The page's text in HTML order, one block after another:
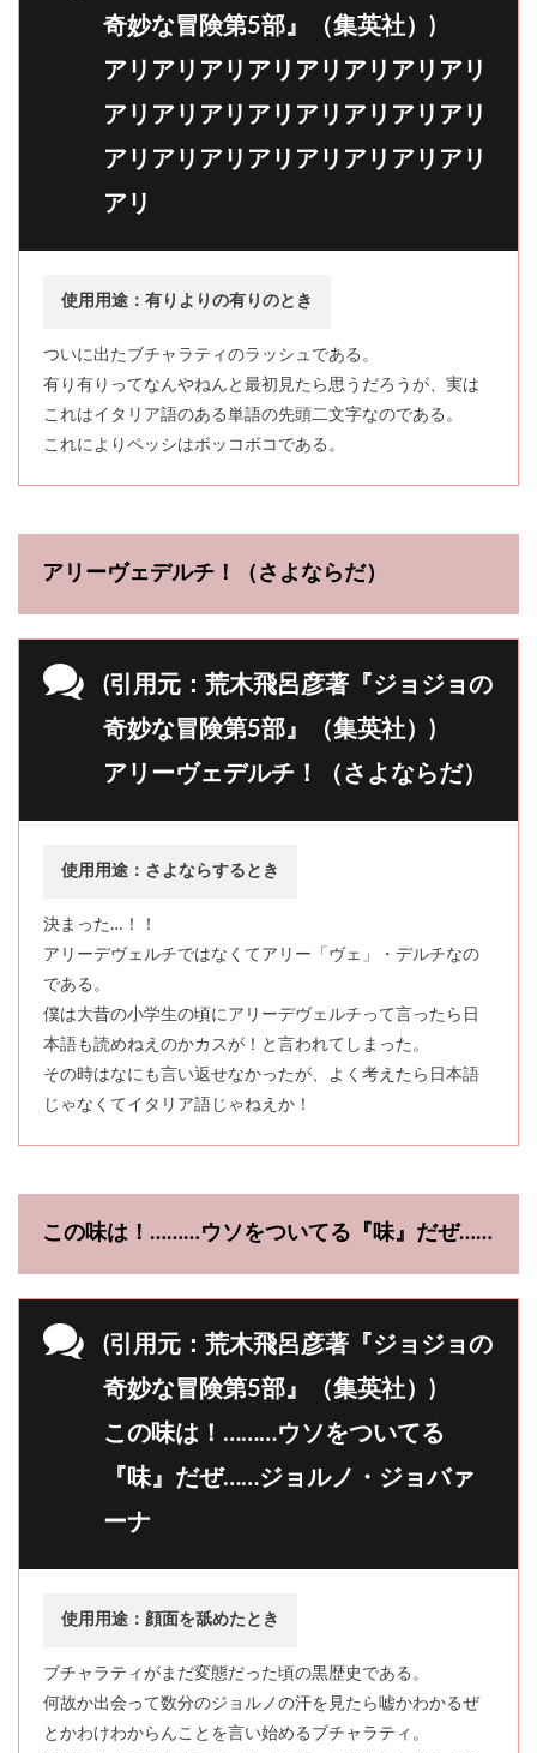
奇妙な冒険第5部』（集英社）)
アリアリアリアリアリアリアリアリ
アリアリアリアリアリアリアリアリ
アリアリアリアリアリアリアリアリ
アリ
使用用途：有りよりの有りのとき
ついに出たブチャラティのラッシュである。
有り有りってなんやねんと最初見たら思うだろうが、実は
これはイタリア語のある単語の先頭二文字なのである。
これによりペッシはボッコボコである。
アリーヴェデルチ！（さよならだ）
(引用元：荒木飛呂彦著『ジョジョの
奇妙な冒険第5部』（集英社）)
アリーヴェデルチ！（さよならだ）
使用用途：さよならするとき
決まった…！！
アリーデヴェルチではなくてアリー「ヴェ」・デルチなの
である。
僕は大昔の小学生の頃にアリーデヴェルチって言ったら日
本語も読めねえのかカスが！と言われてしまった。
その時はなにも言い返せなかったが、よく考えたら日本語
じゃなくてイタリア語じゃねえか！
この味は！………ウソをついてる『味』だぜ……
(引用元：荒木飛呂彦著『ジョジョの
奇妙な冒険第5部』（集英社）)
この味は！………ウソをついてる
『味』だぜ……ジョルノ・ジョバァ
ーナ
使用用途：顔面を舐めたとき
ブチャラティがまだ変態だった頃の黒歴史である。
何故か出会って数分のジョルノの汗を見たら嘘かわかるぜ
とかわけわからんことを言い始めるブチャラティ。